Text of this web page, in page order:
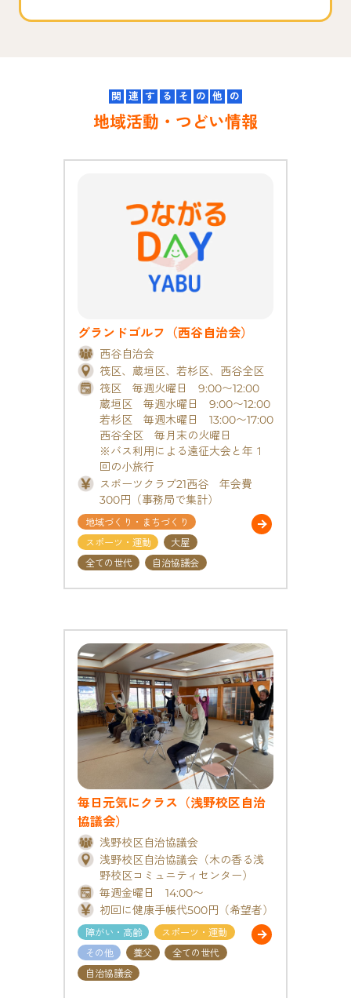
c
e p
n
k
関 連 す る そ の 他 の
地域活動・つどい情報
グランドゴルフ（西谷自治会）
西谷自治会
筏区、蔵垣区、若杉区、西谷全区
筏区 毎週火曜日 9:00〜12:00
蔵垣区 毎週水曜日 9:00〜12:00
若杉区 毎週木曜日 13:00〜17:00
西谷全区 毎月末の火曜日
※バス利用による遠征大会と年１
回の小旅行
スポーツクラブ21西谷 年会費
300円（事務局で集計）
地域づくり・まちづくり
スポーツ・運動
大屋
全ての世代
自治協議会
毎日元気にクラス（浅野校区自治
協議会）
浅野校区自治協議会
浅野校区自治協議会（木の香る浅
野校区コミュニティセンター）
毎週金曜日 14:00〜
初回に健康手帳代500円（希望者）
障がい・高齢
スポーツ・運動
その他
養父
全ての世代
自治協議会